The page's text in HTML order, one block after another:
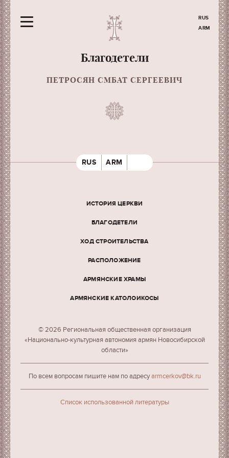
RUS
ARM
Благодетели
ПЕТРОСЯН СМБАТ СЕРГЕЕВИЧ
RUS ARM
ИСТОРИЯ ЦЕРКВИ
БЛАГОДЕТЕЛИ
ХОД СТРОИТЕЛЬСТВА
РАСПОЛОЖЕНИЕ
АРМЯНСКИЕ ХРАМЫ
АРМЯНСКИЕ КАТОЛОИКОСЫ
© 2026 Региональная общественная организация
«Национально-культурная автономия армян Новосибирской
области»
По всем вопросам пишите нам по адресуarmcerkov@bk.ru
Cписок использованной литературы